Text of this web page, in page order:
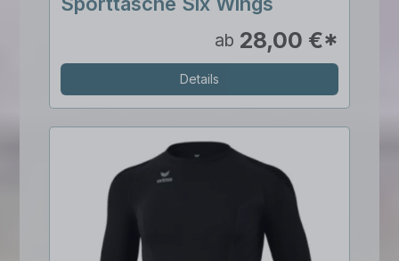
ab 28,00 €*
Details